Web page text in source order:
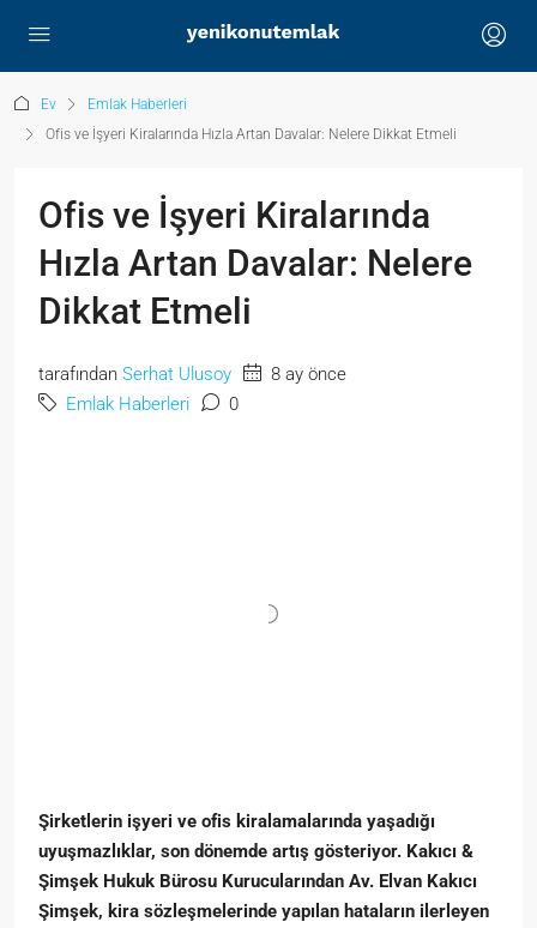
Ev
Emlak Haberleri
Ofis ve İşyeri Kiralarında Hızla Artan Davalar: Nelere Dikkat Etmeli
Ofis ve İşyeri Kiralarında
Hızla Artan Davalar: Nelere
Dikkat Etmeli
tarafından Serhat Ulusoy
8 ay önce
Emlak Haberleri
0
Şirketlerin işyeri ve ofis kiralamalarında yaşadığı
uyuşmazlıklar, son dönemde artış gösteriyor. Kakıcı &
Şimşek Hukuk Bürosu Kurucularından Av. Elvan Kakıcı
Şimşek, kira sözleşmelerinde yapılan hataların ilerleyen